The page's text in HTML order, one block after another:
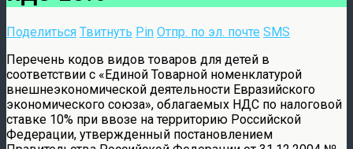
Поделиться Твитнуть Pin Отпр. по эл. почте SMS
Перечень кодов видов товаров для детей в
соответствии с «Единой Товарной номенклатурой
внешнеэкономической деятельности Евразийского
экономического союза», облагаемых НДС по налоговой
ставке 10% при ввозе на территорию Российской
Федерации, утвержденный постановлением